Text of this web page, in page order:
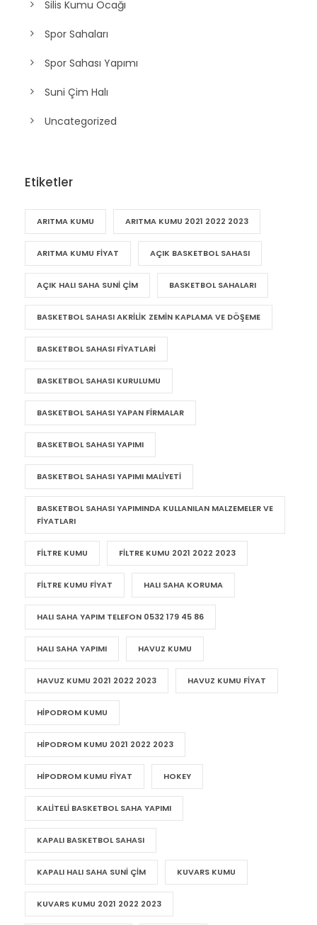
Silis Kumu Ocağı
Spor Sahaları
Spor Sahası Yapımı
Suni Çim Halı
Uncategorized
Etiketler
ARITMA KUMU ARITMA KUMU 2021 2022 2023
ARITMA KUMU FIYAT AÇIK BASKETBOL SAHASI
AÇIK HALI SAHA SUNI ÇIM BASKETBOL SAHALARI
BASKETBOL SAHASI AKRILIK ZEMIN KAPLAMA VE DÖŞEME
BASKETBOL SAHASI FIYATLARI
BASKETBOL SAHASI KURULUMU
BASKETBOL SAHASI YAPAN FIRMALAR
BASKETBOL SAHASI YAPIMI
BASKETBOL SAHASI YAPIMI MALIYETI
BASKETBOL SAHASI YAPIMINDA KULLANILAN MALZEMELER VE
FIYATLARI
FILTRE KUMU FILTRE KUMU 2021 2022 2023
FILTRE KUMU FIYAT HALI SAHA KORUMA
HALI SAHA YAPIM TELEFON 0532 179 45 86
HALI SAHA YAPIMI HAVUZ KUMU
HAVUZ KUMU 2021 2022 2023 HAVUZ KUMU FIYAT
HIPODROM KUMU
HIPODROM KUMU 2021 2022 2023
HIPODROM KUMU FIYAT HOKEY
KALITELI BASKETBOL SAHA YAPIMI
KAPALI BASKETBOL SAHASI
KAPALI HALI SAHA SUNI ÇIM KUVARS KUMU
KUVARS KUMU 2021 2022 2023